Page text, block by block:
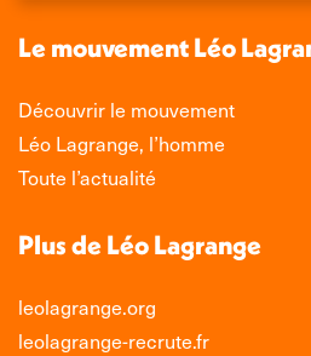
fenêtrefenêtrefenêtre
nouvelle
fenêtre
Le mouvement Léo
Découvrir le mouvement
Léo Lagrange, l’homme
Toute l’actualité
Plus de Léo Lagrange
leolagrange.org
leolagrange-recrute.fr